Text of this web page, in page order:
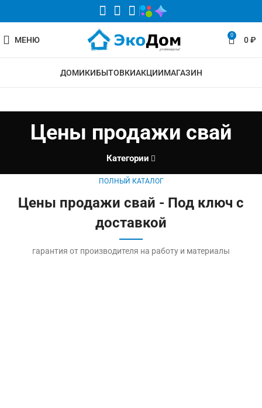
МЕНЮ 0 0₽
ДОМИКИБЫТОВКИАКЦИИМАГАЗИН
Цены продажи свай
Категории
ПОЛНЫЙ КАТАЛОГ
Цены продажи свай - Под ключ с
доставкой
гарантия от производителя на работу и материалы